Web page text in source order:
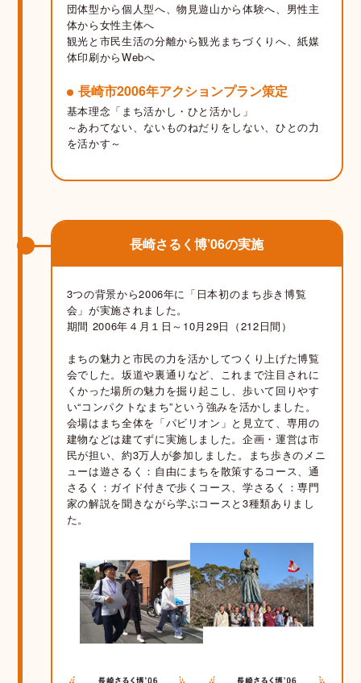
団体型から個人型へ、物見遊山から体験へ、男性主
体から女性主体へ
観光と市民生活の分離から観光まちづくりへ、紙媒
体印刷からWebへ
長崎市2006年アクションプラン策定
基本理念「まち活かし・ひと活かし」
～あわてない、ないものねだりをしない、ひとの力
を活かす～
長崎さるく博’06の実施
3つの背景から2006年に「日本初のまち歩き博覧
会」が実施されました。
期間 2006年４月１日～10月29日（212日間）
まちの魅力と市民の力を活かしてつくり上げた博覧
会でした。坂道や裏通りなど、これまで注目されに
くかった場所の魅力を掘り起こし、歩いて回りやす
い“コンパクトなまち”という強みを活かしました。
会場はまち全体を「パビリオン」と見立て、専用の
建物などは建てずに実施しました。企画・運営は市
民が担い、約3万人が参加しました。まち歩きのメニ
ューは遊さるく：自由にまちを散策するコース、通
さるく：ガイド付きで歩くコース、学さるく：専門
家の解説を聞きながら学ぶコースと3種類ありまし
た。